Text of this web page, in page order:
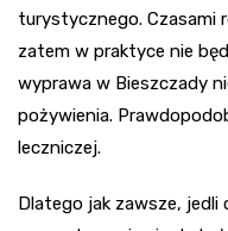
turystycznego. Czasami
zatem w praktyce nie
wyprawa w Bieszczady
pożywienia.
leczniczej.
Dlatego jak zawsze,